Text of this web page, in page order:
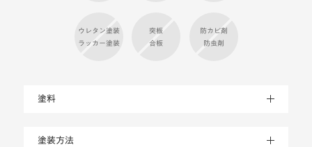
ウレタン塗装
ラッカー塗装
突板
合板
防カビ剤
防虫剤
塗料
塗装方法